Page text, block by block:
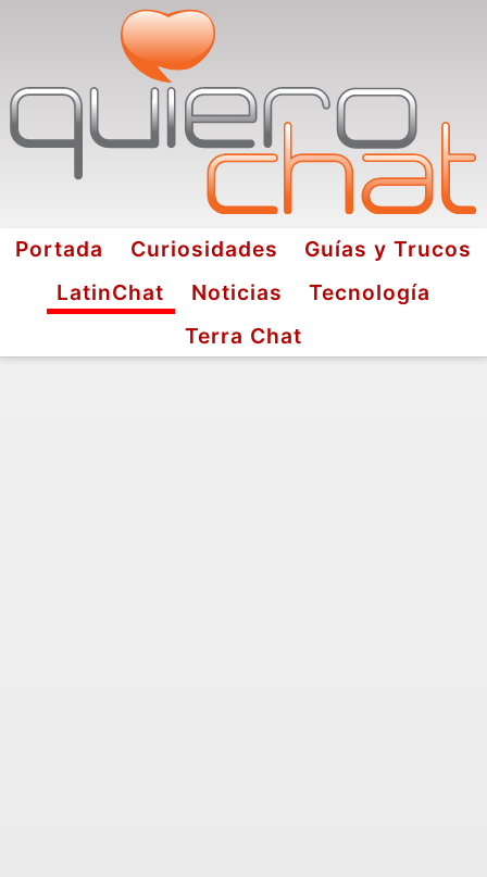
Portada Curiosidades
Guías y Trucos
LatinChat
Noticias
Tecnología
Terra Chat